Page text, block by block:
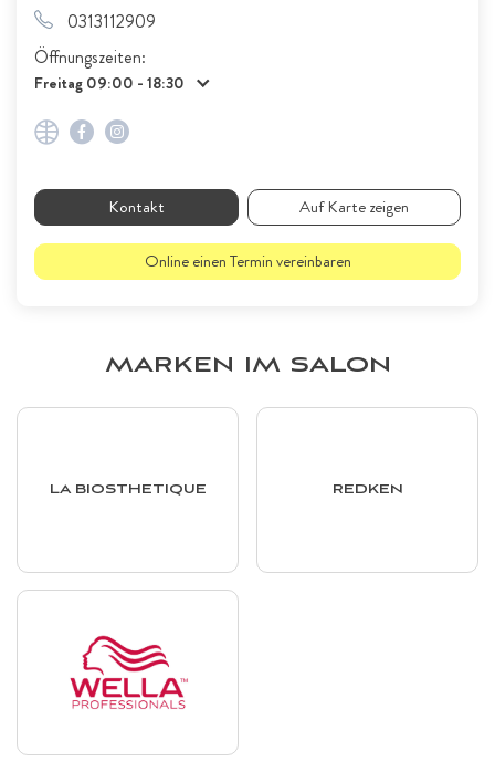
0313112909
Öffnungszeiten:
Freitag 09:00 - 18:30
Kontakt Auf Karte zeigen
Online einen Termin vereinbaren
MARKEN IM SALON
LA BIOSTHETIQUE REDKEN